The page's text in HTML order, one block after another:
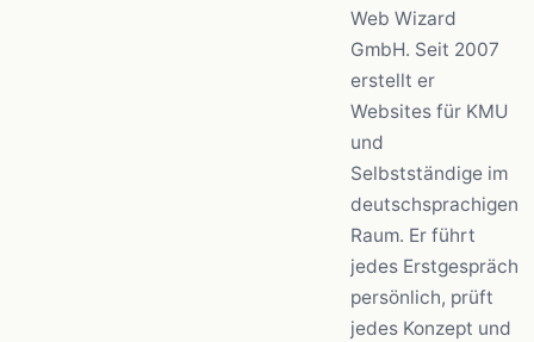
Web Wizard
GmbH. Seit 2007
erstellt er
Websites für KMU
und
Selbstständige im
deutschsprachigen
Raum. Er führt
jedes Erstgespräch
persönlich, prüft
jedes Konzept und